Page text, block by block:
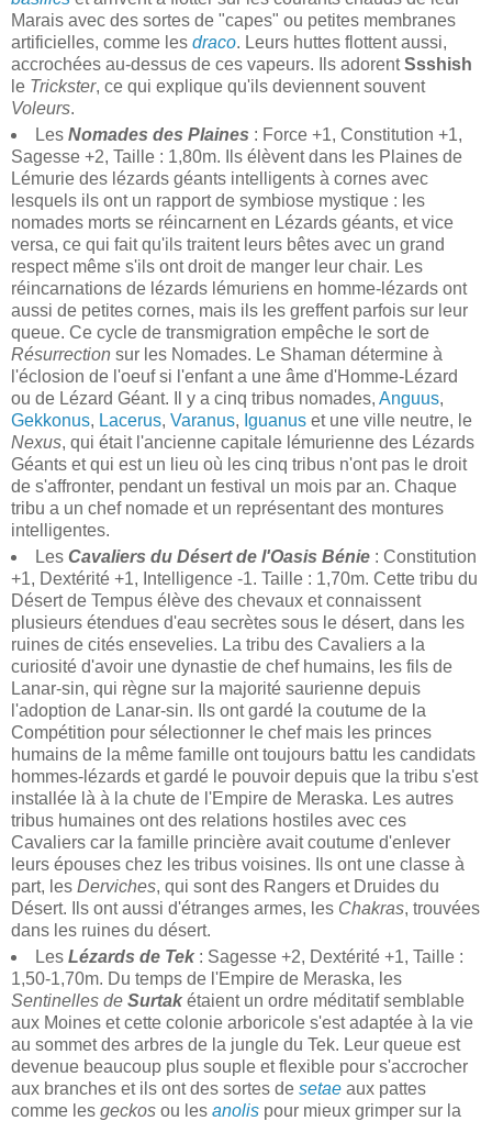
Marais avec des sortes de "capes" ou petites membranes
artificielles, comme les draco. Leurs huttes flottent aussi,
accrochées au-dessus de ces vapeurs. Ils adorentSsshish
le Trickster, ce qui explique qu'ils deviennent souvent
Voleurs.
Les Nomades des Plaines : Force +1, Constitution +1,
Sagesse +2, Taille : 1,80m. Ils élèvent dans les Plaines de
Lémurie des lézards géants intelligents à cornes avec
lesquels ils ont un rapport de symbiose mystique : les
nomades morts se réincarnent en Lézards géants, et vice
versa, ce qui fait qu'ils traitent leurs bêtes avec un grand
respect même s'ils ont droit de manger leur chair. Les
réincarnations de lézards lémuriens en homme-lézards ont
aussi de petites cornes, mais ils les greffent parfois sur leur
queue. Ce cycle de transmigration empêche le sort de
Résurrection sur les Nomades. Le Shaman détermine à
l'éclosion de l'oeuf si l'enfant a une âme d'Homme-Lézard
ou de Lézard Géant. Il y a cinq tribus nomades, Anguus,
Gekkonus, Lacerus, Varanus, Iguanus et une ville neutre, le
Nexus, qui était l'ancienne capitale lémurienne des Lézards
Géants et qui est un lieu où les cinq tribus n'ont pas le droit
de s'affronter, pendant un festival un mois par an. Chaque
tribu a un chef nomade et un représentant des montures
intelligentes.
Les Cavaliers du Désert de l'Oasis Bénie: Constitution
+1, Dextérité +1, Intelligence -1. Taille : 1,70m. Cette tribu du
Désert de Tempus élève des chevaux et connaissent
plusieurs étendues d'eau secrètes sous le désert, dans les
ruines de cités ensevelies. La tribu des Cavaliers a la
curiosité d'avoir une dynastie de chef humains, les fils de
Lanar-sin, qui règne sur la majorité saurienne depuis
l'adoption de Lanar-sin. Ils ont gardé la coutume de la
Compétition pour sélectionner le chef mais les princes
humains de la même famille ont toujours battu les candidats
hommes-lézards et gardé le pouvoir depuis que la tribu s'est
installée là à la chute de l'Empire de Meraska. Les autres
tribus humaines ont des relations hostiles avec ces
Cavaliers car la famille princière avait coutume d'enlever
leurs épouses chez les tribus voisines. Ils ont une classe à
part, les Derviches, qui sont des Rangers et Druides du
Désert. Ils ont aussi d'étranges armes, les Chakras, trouvées
dans les ruines du désert.
Les Lézards de Tek: Sagesse +2, Dextérité +1, Taille :
1,50-1,70m. Du temps de l'Empire de Meraska, les
Sentinelles de Surtak étaient un ordre méditatif semblable
aux Moines et cette colonie arboricole s'est adaptée à la vie
au sommet des arbres de la jungle du Tek. Leur queue est
devenue beaucoup plus souple et flexible pour s'accrocher
aux branches et ils ont des sortes de setae aux pattes
comme les geckos ou les anolis pour mieux grimper sur la